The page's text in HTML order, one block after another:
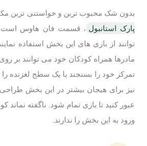
بدون شک محبوب ترین و خواستنی ترین
پارک استانبول ، قسمت فان هاوس است
توانند از بازی های این بخش استفاده
مادرها همراه کودکان خود می توانند بر
تمرکز خود را بسنجند یا یک سطح لغزنده را
نیز برای هیجان بیشتر در این بخش
ورود به این بخش را ندارند.